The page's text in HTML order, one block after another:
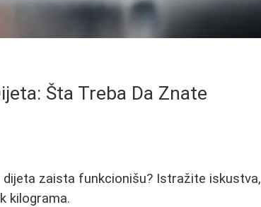
Šta Treba Da Znate
zaista funkcionišu? Istražite iskustva,
kilograma.